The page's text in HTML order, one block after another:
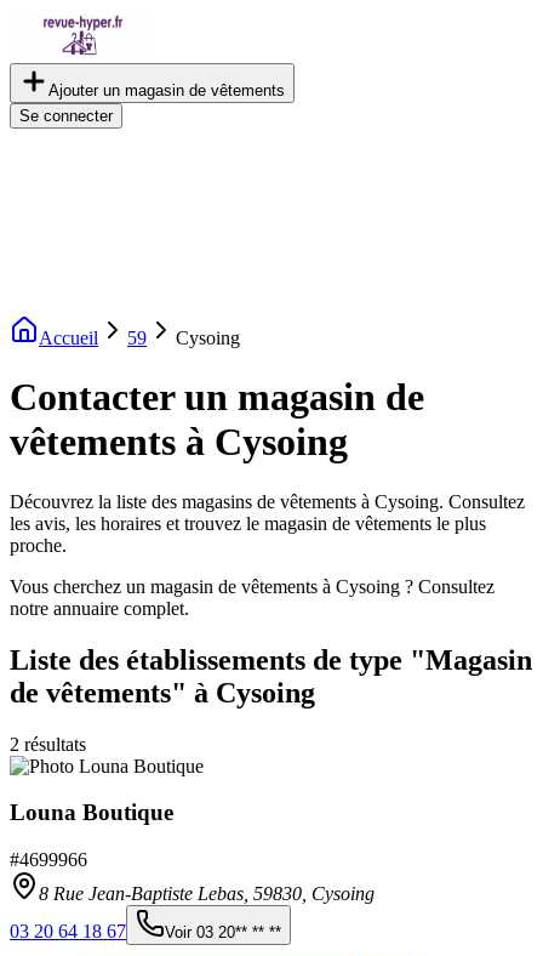
Ajouter un magasin de vêtements
Se connecter
Accueil 59 Cysoing
Contacter un magasin de
vêtements à Cysoing
Découvrez la liste des magasins de vêtements à Cysoing. Consultez
les avis, les horaires et trouvez le magasin de vêtements le plus
proche.
Vous cherchez un magasin de vêtements à Cysoing ? Consultez
notre annuaire complet.
Liste des établissements de type "Magasin
de vêtements" à Cysoing
2 résultats
Louna Boutique
#4699966
8 Rue Jean-Baptiste Lebas, 59830 Cysoing
03 20 64 18 67
Voir 03 20** ** **